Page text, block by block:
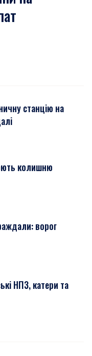
станцію на
колишню
ворог
НПЗ, катери та